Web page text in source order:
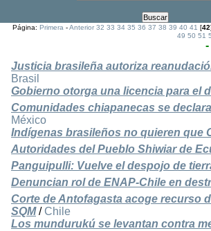
Página:Primera -Anterior 32 33 34 35 36 37 38 39 40 41 [42
49 50 51
Justicia brasileña autoriza
Brasil
Gobierno otorga una licencia para el
Comunidades chiapanecas se
México
Indígenas brasileños no quieren que
Autoridades del Pueblo Shiwiar de
Panguipulli: Vuelve el despojo de
Denuncian rol de ENAP-Chile en
Corte de Antofagasta acoge recurso
SQM/ Chile
Los mundurukú se levantan contra